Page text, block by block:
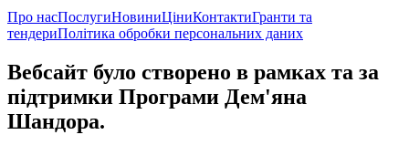
Про насПослугиНовиниЦіниКонтактиГранти та
тендериПолітика обробки персональних даних
Вебсайт було створено в рамках та за
підтримки Програми Дем'яна
Шандора.